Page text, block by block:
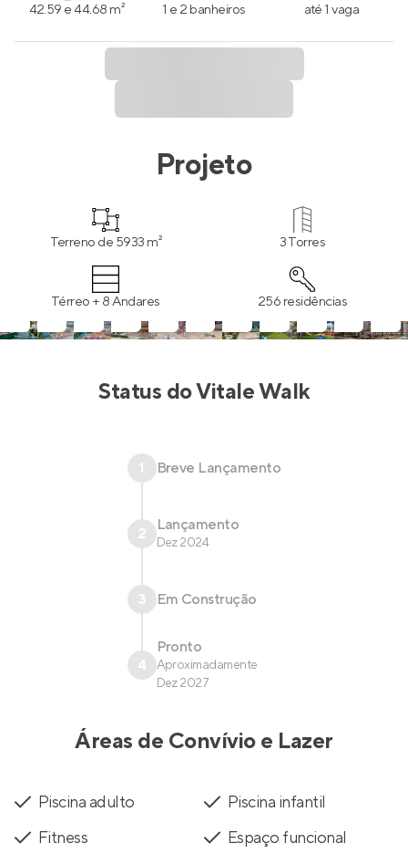
42.59 e 44.68 m² 1 e 2 banheiros até 1 vaga
Projeto
Terreno de 5933 m² 3 Torres
Térreo + 8 Andares 256 residências
Status doVitale Walk
1 Breve Lançamento
2 Lançamento
Dez 2024
3 Em Construção
4
Pronto
Aproximadamente
Dez 2027
Áreas de Convívio e Lazer
Piscina adulto
Piscina infantil
Fitness
Espaço funcional